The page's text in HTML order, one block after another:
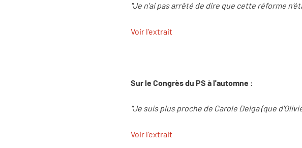
"Je n'ai pas arrêté de dire que cette réforme
Voir l'extrait
Sur le Congrès du PS à l'automne :
"Je suis plus proche de Carole Delga (que
Voir l'extrait